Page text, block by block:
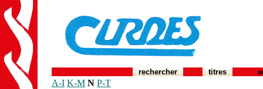
rechercher titres
A-I K-M N P-T